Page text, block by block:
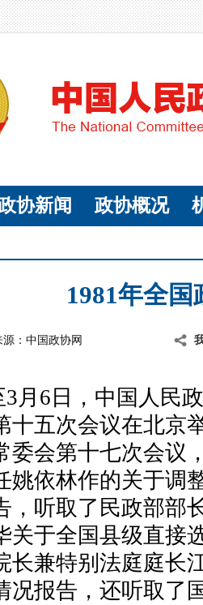
协新闻 政协概况
1981年全
源：中国政协网
3月6日，中国人民
十五次会议在北京
委会第十七次会议
姚依林作的关于调
，听取了民政部部
关于全国县级直接
长兼特别法庭庭长
况报告，还听取了